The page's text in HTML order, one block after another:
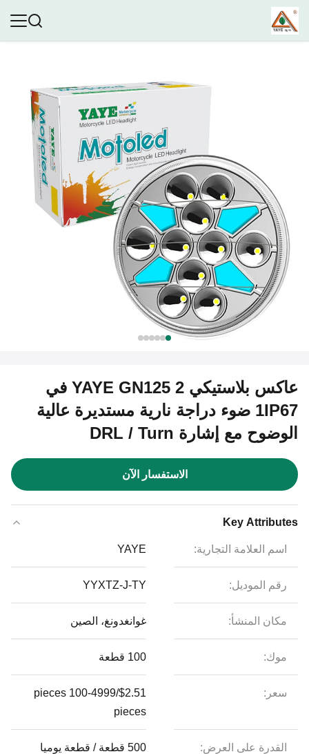
عاكس بلاستيكي YAYE GN125 2 في
1IP67 ضوء دراجة نارية مستديرة عالية
الوضوح مع إشارة DRL / Turn
الاستفسار الآن
Key Attributes
اسم العلامة التجارية: YAYE
رقم الموديل: YYXTZ-J-TY
مكان المنشأ: غوانغدونغ، الصين
موك: 100 قطعة
سعر:
$2.51/pieces 100-4999
pieces
القدرة على العرض: 500 قطعة / قطعة يوميا